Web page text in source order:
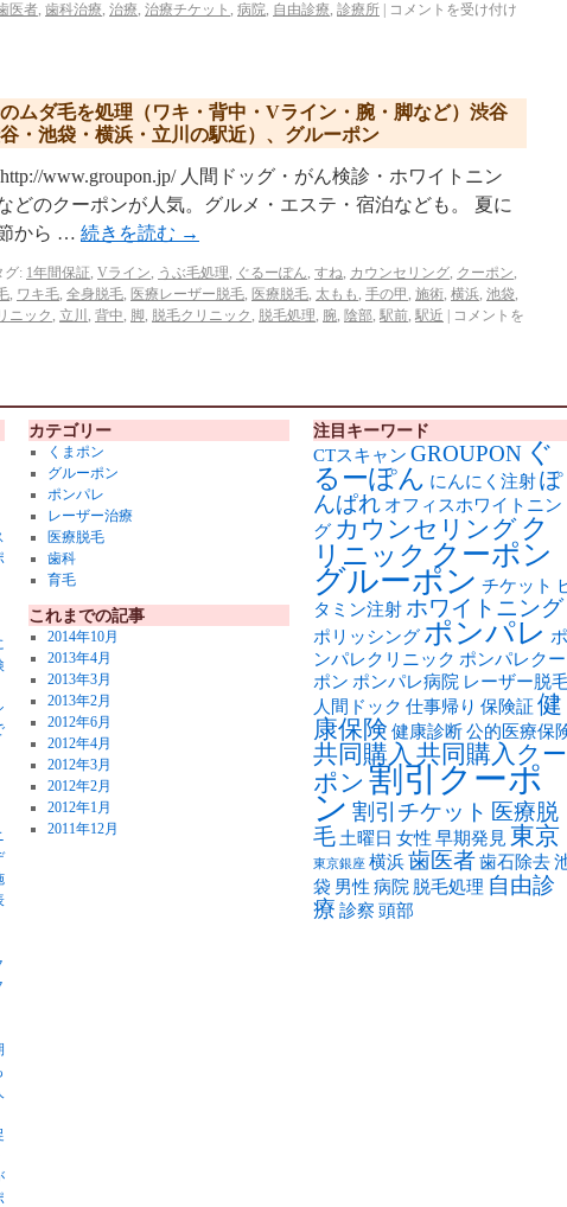
医者, 歯科治療, 治療, 治療チケット , 病院, 自由診療, 診療所
コメントを受け付け
ムダ毛を処理（ワキ・背中・Vライン・腕・脚など）渋谷
・池袋・横浜・立川の駅近）、グルーポン
www.groupon.jp/ 人間ドッグ・がん検診・ホワイトニン
どのクーポンが人気。グルメ・エステ・宿泊なども。 夏に
から … 続きを読む →
グ: 1年間保証, Vライン, うぶ毛処理, ぐるーぽん, すね, カウンセリング, クーポン,
, ワキ毛, 全身脱毛, 医療レーザー脱毛, 医療脱毛, 太もも , 手の甲 , 施術, 横浜, 池袋,
ニック , 立川 , 背中, 脚, 脱毛クリニック , 脱毛処理, 腕, 陰部, 駅前, 駅近
コメントを
カテゴリー
くまポン
グルーポン
ポンパレ
レーザー治療
医療脱毛
歯科
育毛
これまでの記事
2014年10月
2013年4月
2013年3月
2013年2月
2012年6月
2012年4月
2012年3月
2012年2月
2012年1月
2011年12月
注目キーワード
CTスキャン GROUPONぐ
るーぽん にんにく注射ぽ
んぱれ オフィスホワイトニン
グ カウンセリング ク
リニック クーポン
グルーポン チケット
タミン注射 ホワイトニング
ポリッシング ポンパレ ポ
ンパレクリニック ポンパレクー
ポン ポンパレ病院 レーザー脱
人間ドック 仕事帰り 保険証健
康保険 健康診断公的医療保
共同購入 共同購入クー
ポン 割引クーポ
ン 割引チケット 医療脱
毛 土曜日 女性 早期発見 東京
東京銀座 横浜歯医者歯石除去
袋 男性 病院 脱毛処理 自由診
療 診察 頭部